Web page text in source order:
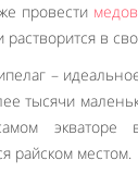
провести
в
–
тысячи
экваторе
райском местом.